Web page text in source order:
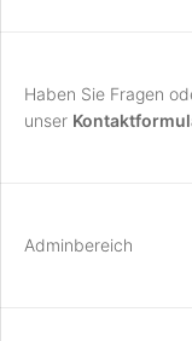
Haben Sie Fragen
unser
Adminbereich